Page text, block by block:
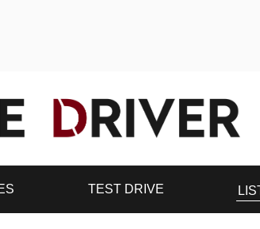
TEST DRIVE